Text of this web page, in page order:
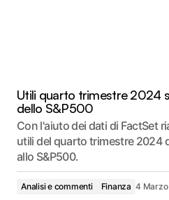
Utili quarto trimestre 2024
dello S&P500
Con l'aiuto dei dati di FactSet
utili del quarto trimestre 2024
allo S&P500.
Analisi e commenti Finanza 4